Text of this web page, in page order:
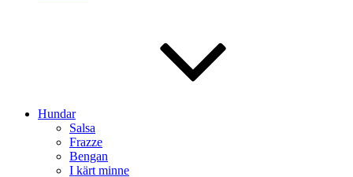
Hundar
Salsa
Frazze
Bengan
I kärt minne